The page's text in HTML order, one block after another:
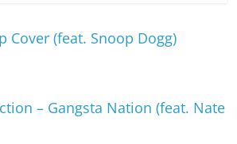
Cover (feat. Snoop Dogg)
– Gangsta Nation (feat. Nate